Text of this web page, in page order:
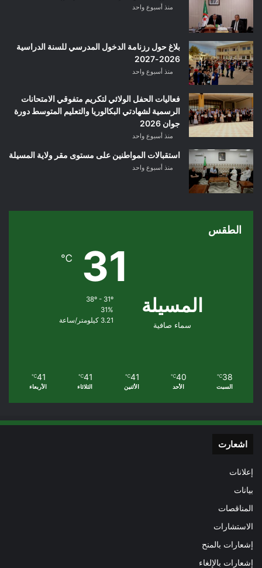
منذ أسبوع واحد
بلاغ حول رزنامة الدخول المدرسي للسنة الدراسية
2026-2027
منذ أسبوع واحد
فعاليات الحفل الولائي لتكريم متفوقي الامتحانات
الرسمية لشهادتي البكالوريا والتعليم المتوسط دورة
جوان 2026
منذ أسبوع واحد
استقبالات المواطنين على مستوى مقر ولاية المسيلة
منذ أسبوع واحد
الطقس
المسيلة
سماء صافية
31
℃
31%
3.21 كيلومتر/ساعة
38
℃
السبت
40
℃
الأحد
41
℃
الأثنين
41
℃
الثلاثاء
41
℃
الأربعاء
اشعارت
إعلانات
بيانات
المناقصات
الاستشارات
إشعارات بالمنح
إشعارات بالإلغاء